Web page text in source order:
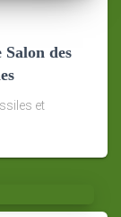
des
et